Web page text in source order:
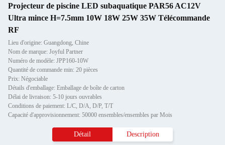
Projecteur de piscine LED subaquatique PAR56 AC12V
Ultra mince H=7.5mm 10W 18W 25W 35W Télécommande
RF
Lieu d'origine: Guangdong, Chine
Nom de marque: Joyful Partner
Numéro de modèle: JPP160-10W
Quantité de commande min: 20 pièces
Prix: Négociable
Détails d'emballage: Emballage de boîte de carton
Délai de livraison: 5-10 jours ouvrables
Conditions de paiement: L/C, D/A, D/P, T/T
Capacité d'approvisionnement: 50000 ensembles/ensembles par Mois
Détail Description